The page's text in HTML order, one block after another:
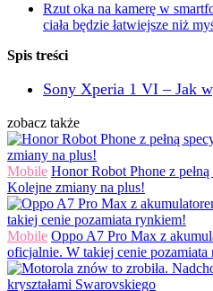
Rzut oka na kamerę w
ciała będzie łatwiejsze niż
Spis treści
Sony Xperia 1 VI – Jak
zobacz także
Mobile Honor Robot Phone z
Kolejne zmiany na plus!
Mobile Oppo A7 Pro Max z
oficjalnie. W takiej cenie pozamiata